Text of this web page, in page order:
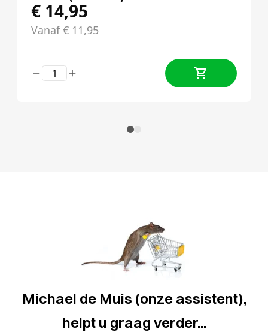
€ 14,95
Vanaf€ 11,95
Michael de Muis (onze assistent),
helpt u graag verder...